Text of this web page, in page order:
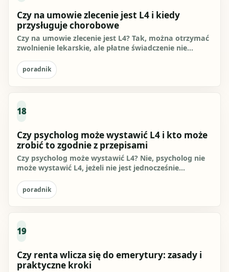
Czy na umowie zlecenie jest L4 i kiedy
przysługuje chorobowe
Czy na umowie zlecenie jest L4? Tak, można otrzymać
zwolnienie lekarskie, ale płatne świadczenie nie
poradnik
18
Czy psycholog może wystawić L4 i kto może
zrobić to zgodnie z przepisami
Czy psycholog może wystawić L4? Nie, psycholog nie
może wystawić L4, jeżeli nie jest jednocześnie
poradnik
19
Czy renta wlicza się do emerytury: zasady i
praktyczne kroki